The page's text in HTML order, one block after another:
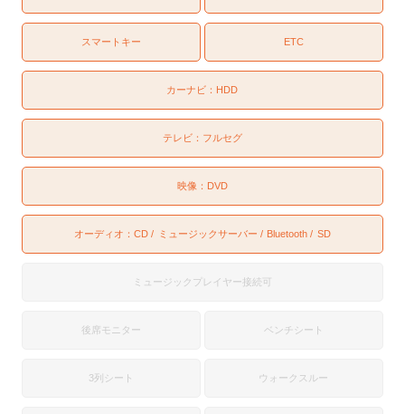
スマートキー ETC
カーナビ： HDD
テレビ： フルセグ
映像： DVD
オーディオ：CD ミュージックサーバー Bluetooth SD
ミュージックプレイヤー接続可
後席モニター ベンチシート
3列シート ウォークスルー